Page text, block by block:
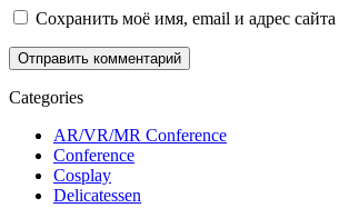
Сохранить моё имя, email и адрес
Categories
AR/VR/MR Conference
Conference
Cosplay
Delicatessen